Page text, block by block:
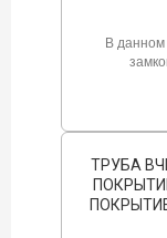
В данном
ТРУБА